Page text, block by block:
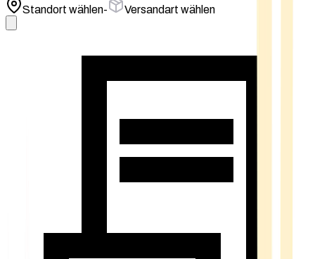
Standort wählen- Versandart wählen